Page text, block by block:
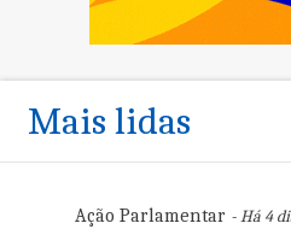
Mais lidas
Ação Parlamentar - Há 4